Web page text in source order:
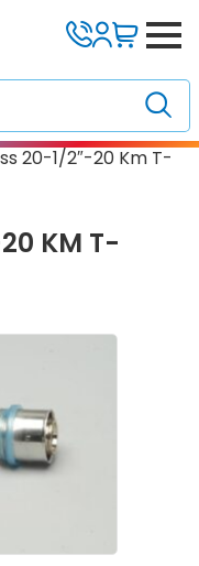
20-1/2″-20 Km T-
KM T-